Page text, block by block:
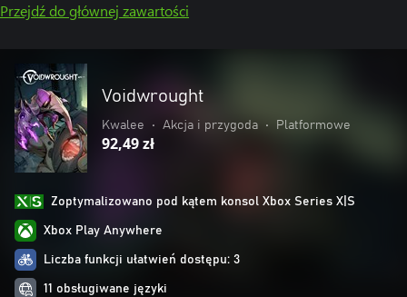
Przejdź do głównej zawartości
Voidwrought
Kwalee • Akcja i przygoda • Platformowe
92,49 zł
Zoptymalizowano pod kątem konsol Xbox Series X|S
Xbox Play Anywhere
Liczba funkcji ułatwień dostępu: 3
11 obsługiwane języki